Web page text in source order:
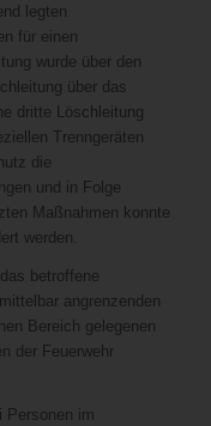
legten
für einen
wurde über den
über das
dritte Löschleitung
Trenngeräten
die
und in Folge
Maßnahmen konnte
werden.
betroffene
angrenzenden
Bereich gelegenen
der Feuerwehr
Personen im